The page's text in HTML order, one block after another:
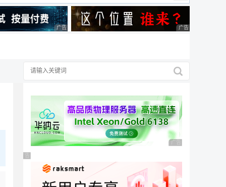
19元/月
广告 商业广告，理性选择 广告 商业广告，理
广告 商业广告，理性
广告 商业广告，理性选择